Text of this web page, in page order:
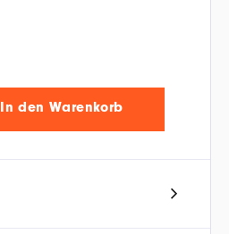
In den Warenkorb